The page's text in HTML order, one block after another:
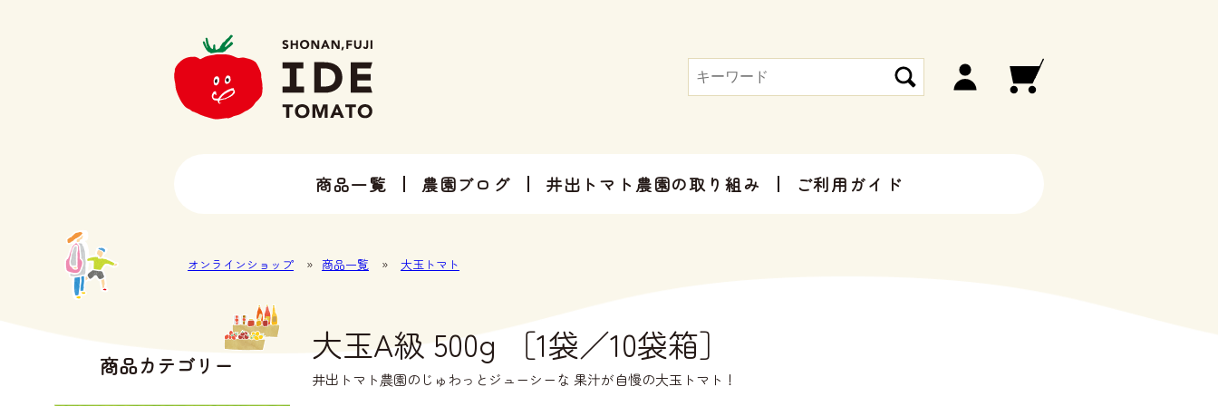
商品一覧 農園ブログ 井出トマト農園の取り組み ご利用ガイド
オンラインショップ » 商品一覧 » 大玉トマト
大玉A級 500g ［1袋／10袋箱］
井出トマト農園のじゅわっとジューシーな 果汁が自慢の大玉トマト！
商品カテゴリー